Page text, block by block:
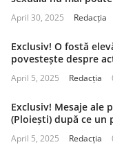
April 30, 2025 Redacția
Exclusiv! O fostă
povestește despre
April 5, 2025 Redacția
Exclusiv! Mesaje ale
(Ploiești) după ce un
April 5, 2025 Redacția